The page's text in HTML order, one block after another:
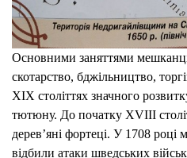
Основними заняттями
скотарство, бджільництво,
XIX століттях значного
тютюну. До початку XVIII
дерев’яні фортеці. У 1708 році
відбили атаки шведських